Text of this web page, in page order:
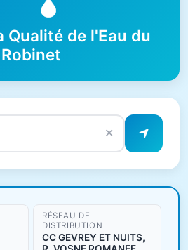
Qualité de l'Eau du
Robinet
✕
de l'eau
RÉSEAU DE
DISTRIBUTION
CC GEVREY ET NUITS,